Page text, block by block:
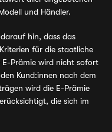
und Händler.
hin, dass das
für die staatliche
Prämie wird nicht sofort
Kund:innen nach dem
wird die E-Prämie
die sich im